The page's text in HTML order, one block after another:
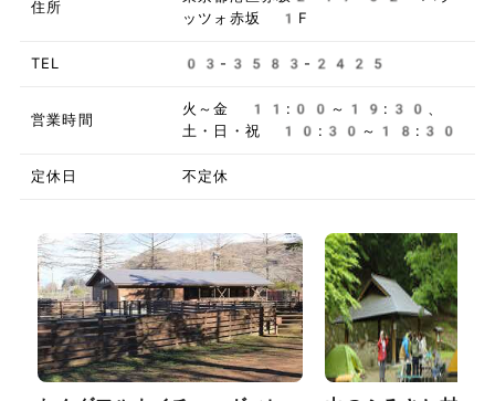
住所
ッツォ赤坂 1F
TEL 03-3583-2425
営業時間
火～金 11:00～19:30、
土・日・祝 10:30～18:30
定休日 不定休